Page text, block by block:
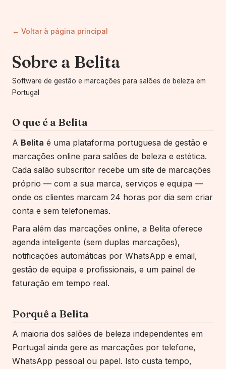
← Voltar à página principal
Sobre a Belita
Software de gestão e marcações para salões de beleza em
Portugal
O que é a Belita
A Belita é uma plataforma portuguesa de gestão e
marcações online para salões de beleza e estética.
Cada salão subscritor recebe um site de marcações
próprio — com a sua marca, serviços e equipa —
onde os clientes marcam 24 horas por dia sem criar
conta e sem telefonemas.
Para além das marcações online, a Belita oferece
agenda inteligente (sem duplas marcações),
notificações automáticas por WhatsApp e email,
gestão de equipa e profissionais, e um painel de
faturação em tempo real.
Porquê a Belita
A maioria dos salões de beleza independentes em
Portugal ainda gere as marcações por telefone,
WhatsApp pessoal ou papel. Isto custa tempo,